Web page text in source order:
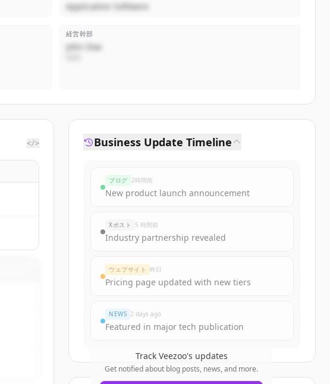
Application Software
経営幹部
John Doe
</> Business Update Timeline
ブログ 2時間前
New product launch announcement
Xポスト 5 時間前
Industry partnership revealed
ウェブサイト 昨日
Pricing page updated with new tiers
NEWS 2 days ago
Featured in major tech publication
Track Veezoo's updates
Get notified about blog posts, news, and more.